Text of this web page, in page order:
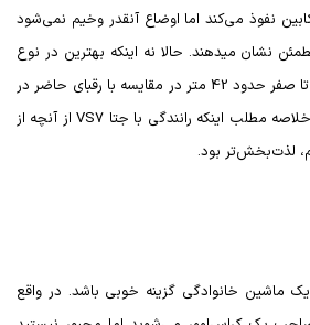
نفوذ می‌کند اما اوضاع آنقدر وخیم نمی‌شود
نشان میدهند. حالا نه اینکه بهترین در نوع
خود باشند اما خط ترمز صد تا صفر حدود 42 متر در مقایسه با رقبای حاضر در
مطلب اینکه رانندگی با جتا VS7از آنچه از
لذت‌بخش‌تر بود.
ماشین خانوادگی گزینه خوبی باشد. در واقع